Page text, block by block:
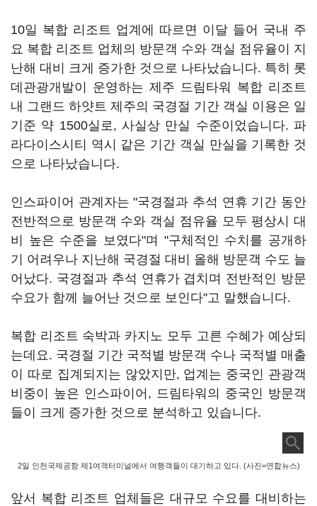
10일 복합 리조트 업계에 따르면 이달 들어 국내 주
요 복합 리조트 업체의 방문객 수와 객실 점유율이 지
난해 대비 크게 증가한 것으로 나타났습니다. 특히 롯
데관광개발이 운영하는 제주 드림타워 복합 리조트
내 그랜드 하얏트 제주의 국경절 기간 객실 이용은 일
기준 약 1500실로, 사실상 만실 수준이었습니다. 파
라다이스시티 역시 같은 기간 객실 만실을 기록한 것
으로 나타났습니다.
인스파이어 관계자는 "국경절과 추석 연휴 기간 동안
전반적으로 방문객 수와 객실 점유율 모두 평상시 대
비 높은 수준을 보였다"며 "구체적인 수치를 공개하
기 어려우나 지난해 국경절 대비 올해 방문객 수도 늘
어났다. 국경절과 추석 연휴가 겹치며 전반적인 방문
수요가 함께 늘어난 것으로 보인다"고 말했습니다.
복합 리조트 숙박과 카지노 모두 고른 수혜가 예상되
는데요. 국경절 기간 국적별 방문객 수나 국적별 매출
이 따로 집계되지는 않았지만, 업계는 중국인 관광객
비중이 높은 인스파이어, 드림타워의 중국인 방문객
들이 크게 증가한 것으로 분석하고 있습니다.
2일 인천국제공항 제1여객터미널에서 여행객들이 대기하고 있다. (사진=연합뉴스)
앞서 복합 리조트 업체들은 대규모 수요를 대비하는